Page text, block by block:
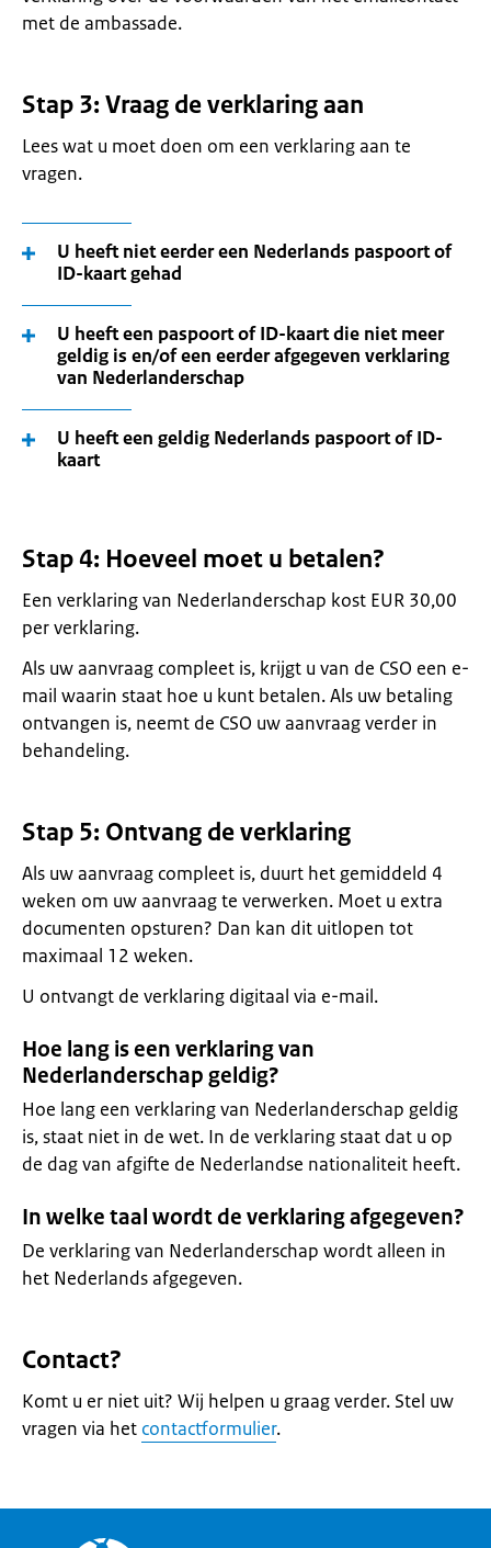
met de ambassade.
Stap 3: Vraag de verklaring aan
Lees wat u moet doen om een verklaring aan te
vragen.
U heeft niet eerder een Nederlands paspoort of
ID-kaart gehad
U heeft een paspoort of ID-kaart die niet meer
geldig is en/of een eerder afgegeven verklaring
van Nederlanderschap
U heeft een geldig Nederlands paspoort of ID-
kaart
Stap 4: Hoeveel moet u betalen?
Een verklaring van Nederlanderschap kost EUR 30,00
per verklaring.
Als uw aanvraag compleet is, krijgt u van de CSO een e-
mail waarin staat hoe u kunt betalen. Als uw betaling
ontvangen is, neemt de CSO uw aanvraag verder in
behandeling.
Stap 5: Ontvang de verklaring
Als uw aanvraag compleet is, duurt het gemiddeld 4
weken om uw aanvraag te verwerken. Moet u extra
documenten opsturen? Dan kan dit uitlopen tot
maximaal 12 weken.
U ontvangt de verklaring digitaal via e-mail.
Hoe lang is een verklaring van
Nederlanderschap geldig?
Hoe lang een verklaring van Nederlanderschap geldig
is, staat niet in de wet. In de verklaring staat dat u op
de dag van afgifte de Nederlandse nationaliteit heeft.
In welke taal wordt de verklaring afgegeven?
De verklaring van Nederlanderschap wordt alleen in
het Nederlands afgegeven.
Contact?
Komt u er niet uit? Wij helpen u graag verder. Stel uw
vragen via het contactformulier.